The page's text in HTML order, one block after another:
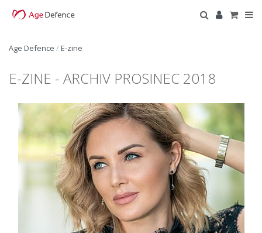
Age Defence / E-zine
E-ZINE - ARCHIV PROSINEC 2018